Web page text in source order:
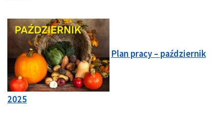
Plan pracy – październik
2025